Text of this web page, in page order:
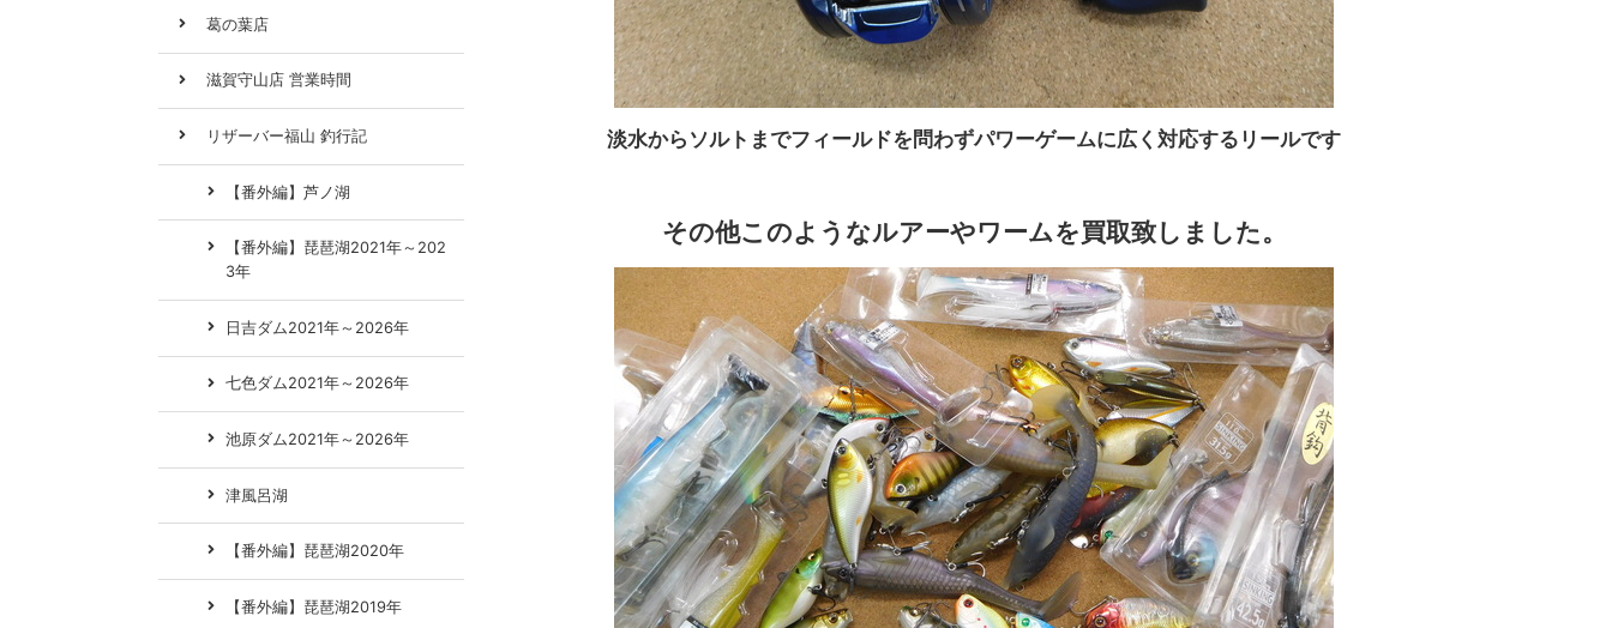
淡水からソルトまでフィールドを問わずパワーゲームに広く対応するリールです
その他このようなルアーやワームを買取致しました。
葛の葉店
滋賀守山店 営業時間
リザーバー福山 釣行記
【番外編】芦ノ湖
【番外編】琵琶湖2021年～202
3年
日吉ダム2021年～2026年
七色ダム2021年～2026年
池原ダム2021年～2026年
津風呂湖
【番外編】琵琶湖2020年
【番外編】琵琶湖2019年